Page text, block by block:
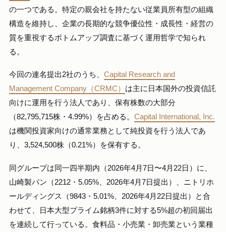
の一つである。特定の親会社を持たない従業員所有型の組織
構造を維持し、企業の長期的な競争優位性・成長性・経営の
質を重視するボトムアップ調査に基づく運用哲学で知られ
る。
今回の連名提出2社のうち、 Capital Research and
Management Company（CRMC） は主に日本国外の投資信託
向けに運用を行う法人であり、保有株数の大部分
（82,795,715株・4.99%）を占める。 Capital International, Inc.
は機関投資家向けの通常業務として純投資を行う法人であ
り、3,524,500株（0.21%）を保有する。
同グループは同一四半期内（2026年4月7日〜4月22日）に、
山崎製パン（2212・5.05%、2026年4月7日提出）、ニトリホ
ールディングス（9843・5.01%、2026年4月22日提出）と合
わせて、日本大型プライム銘柄3件に対する5%超の初回届出
を連続して行っている。食料品・小売業・卸売業という業種